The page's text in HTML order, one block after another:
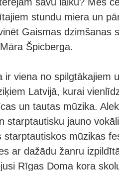
stundu miera un
Gaismas dzimšanas
Špicberga.
ir viena no spilgtākajiem
Latvijā, kurai
un tautas mūzika.
starptautisku jauno
starptautiskos mūzikas
ar dažādu žanru
Rīgas Doma kora